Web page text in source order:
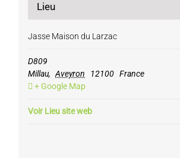
Lieu
Jasse Maison du Larzac
D809
Millau, Aveyron 12100 France
+ Google Map
Voir Lieu site web